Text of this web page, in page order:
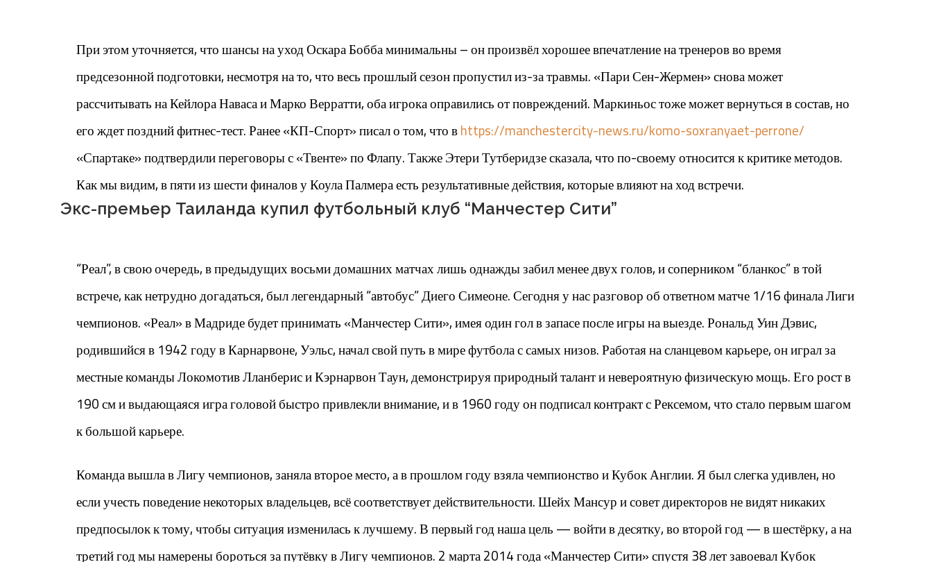
При этом уточняется, что шансы на уход Оскара Бобба минимальны – он произвёл хорошее впечатление на тренеров во время
предсезонной подготовки, несмотря на то, что весь прошлый сезон пропустил из-за травмы. «Пари Сен-Жермен» снова может
рассчитывать на Кейлора Наваса и Марко Верратти, оба игрока оправились от повреждений. Маркиньос тоже может вернуться в состав, но
его ждет поздний фитнес-тест. Ранее «КП-Спорт» писал о том, что вhttps://manchestercity-news.ru/komo-soxranyaet-perrone/
«Спартаке» подтвердили переговоры с «Твенте» по Флапу. Также Этери Тутберидзе сказала, что по-своему относится к критике методов.
Как мы видим, в пяти из шести финалов у Коула Палмера есть результативные действия, которые влияют на ход встречи.
Экс-премьер Таиланда купил футбольный клуб “Манчестер Сити”
“Реал”, в свою очередь, в предыдущих восьми домашних матчах лишь однажды забил менее двух голов, и соперником “бланкос” в той
встрече, как нетрудно догадаться, был легендарный “автобус” Диего Симеоне. Сегодня у нас разговор об ответном матче 1/16 финала Лиги
чемпионов. «Реал» в Мадриде будет принимать «Манчестер Сити», имея один гол в запасе после игры на выезде. Рональд Уин Дэвис,
родившийся в 1942 году в Карнарвоне, Уэльс, начал свой путь в мире футбола с самых низов. Работая на сланцевом карьере, он играл за
местные команды Локомотив Лланберис и Кэрнарвон Таун, демонстрируя природный талант и невероятную физическую мощь. Его рост в
190 см и выдающаяся игра головой быстро привлекли внимание, и в 1960 году он подписал контракт с Рексемом, что стало первым шагом
к большой карьере.
Команда вышла в Лигу чемпионов, заняла второе место, а в прошлом году взяла чемпионство и Кубок Англии. Я был слегка удивлен, но
если учесть поведение некоторых владельцев, всё соответствует действительности. Шейх Мансур и совет директоров не видят никаких
предпосылок к тому, чтобы ситуация изменилась к лучшему. В первый год наша цель — войти в десятку, во второй год — в шестёрку, а на
третий год мы намерены бороться за путёвку в Лигу чемпионов. 2 марта 2014 года «Манчестер Сити» спустя 38 лет завоевал Кубок